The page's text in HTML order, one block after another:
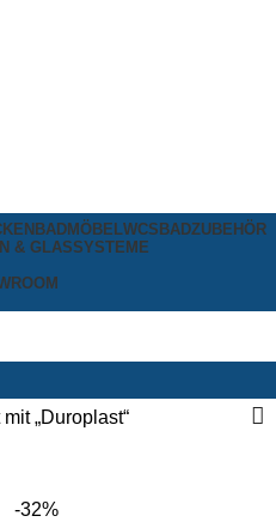
BADMÖBELWCS BADZUBEHÖR
& GLASSYSTEME
„Duroplast“
-32%